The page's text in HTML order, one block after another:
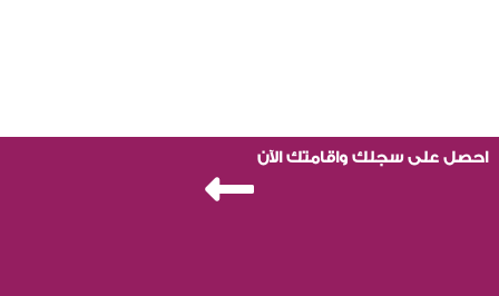
احصل على سجلك واقامتك الآن